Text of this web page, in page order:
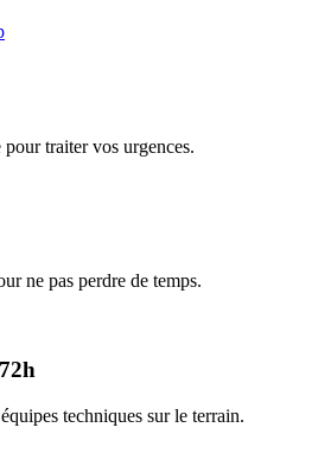
traiter vos urgences.
ne pas perdre de temps.
techniques sur le terrain.